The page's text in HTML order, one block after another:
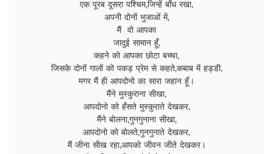
एक पूरब दूसरा पश्चिम,जिन्हें बाँध रखा,
अपनी दोनों भुजाओं में,
मैं वो आपका
जादुई सामान हूँ,
कहने को आपका छोटा बच्चा,
जिसके दोनों गालों को पकड़ प्रेम से कहते,कबाब में हड्डी,
मगर मैं ही आपदोनो का सारा जहान हूँ।
मैंने मुस्कुराना सीखा,
आपदोनो को हँसते मुस्कुराते देखकर,
मैंने बोलना,गुनगुनाना सीखा,
आपदोनो को बोलते,गुनगुनाते देखकर,
मैं जीना सीख रहा,आपको जीवन जीते देखकर।